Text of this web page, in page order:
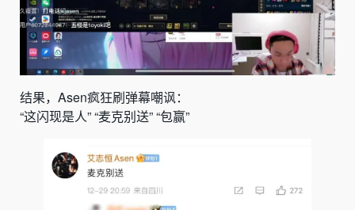
结果，Asen疯狂刷弹幕嘲讽：
“这闪现是人” “麦克别送” “包赢”